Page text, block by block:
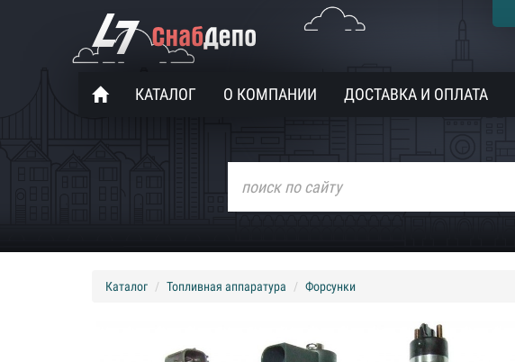
КАТАЛОГ О КОМПАНИИ ДОСТАВКА И ОПЛАТА
Каталог Топливная аппаратура Форсунки